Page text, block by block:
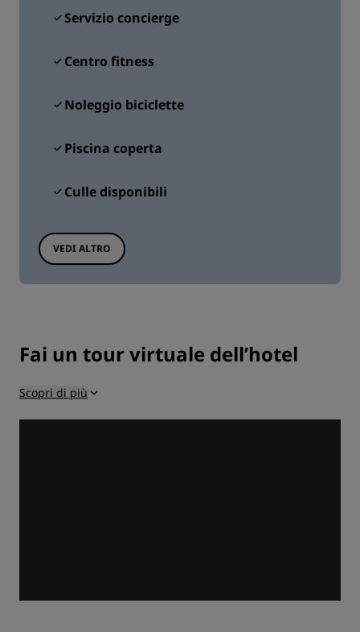
Servizio concierge
Centro fitness
Noleggio biciclette
Piscina coperta
Culle disponibili
VEDI ALTRO
Fai un tour virtuale dell’hotel
Scopri di più